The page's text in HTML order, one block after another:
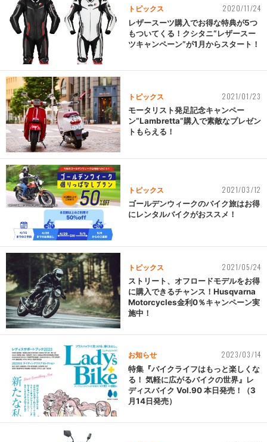
トピックス 2020/11/24
レザースーツ購入でお得な特典が5つ
もついてくる！クシタニ“レザースー
ツキャンペーン”が1月からスタート！
トピックス 2021/01/23
モータリスト発足記念キャンペー
ン“Lambretta”購入で素敵なプレゼン
トもらえる！
トピックス 2021/03/12
ゴールデンウィークのバイク旅はお得
にレンタルバイクがおススメ！
トピックス 2021/05/24
ストリート、オフロードモデルをお得
に購入できるチャンス！Husqvarna
Motorcycles金利0％キャンペーン実
施中！
お知らせ 2023/03/14
特集『バイクライフはもっと楽しくな
る！ 気軽に広がるバイクの世界』レ
ディスバイク Vol.90 本日発売！（3
月14日発売）